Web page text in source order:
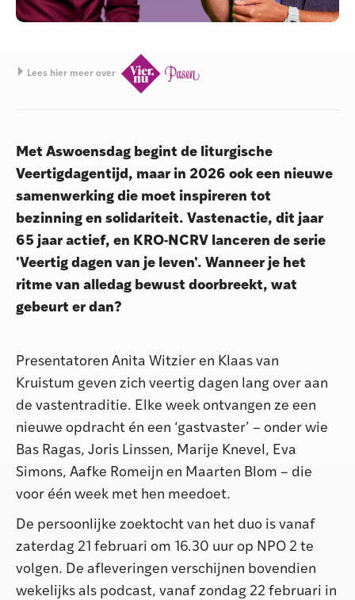
Lees hier meer over
Met Aswoensdag begint de liturgische
Veertigdagentijd, maar in 2026 ook een nieuwe
samenwerking die moet inspireren tot
bezinning en solidariteit. Vastenactie, dit jaar
65 jaar actief, en KRO-NCRV lanceren de serie
'Veertig dagen van je leven'. Wanneer je het
ritme van alledag bewust doorbreekt, wat
gebeurt er dan?
Presentatoren Anita Witzier en Klaas van
Kruistum geven zich veertig dagen lang over aan
de vastentraditie. Elke week ontvangen ze een
nieuwe opdracht én een ‘gastvaster’ – onder wie
Bas Ragas, Joris Linssen, Marije Knevel, Eva
Simons, Aafke Romeijn en Maarten Blom – die
voor één week met hen meedoet.
De persoonlijke zoektocht van het duo is vanaf
zaterdag 21 februari om 16.30 uur op NPO 2 te
volgen. De afleveringen verschijnen bovendien
wekelijks als podcast, vanaf zondag 22 februari in